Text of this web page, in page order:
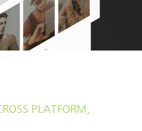
PLATFORM,